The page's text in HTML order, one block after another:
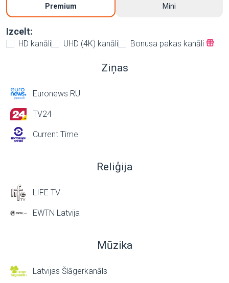
Premium Mini
Izcelt:
HD kanāli UHD (4K) kanāli Bonusa pakas kanāli
Ziņas
Euronews RU
TV24
Current Time
Reliģija
LIFE TV
EWTN Latvija
Mūzika
Latvijas Šlāgerkanāls